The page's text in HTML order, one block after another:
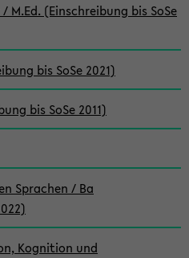
(Einschreibung bis SoSe
bis SoSe 2021)
bis SoSe 2011)
Sprachen / Ba
Kognition und